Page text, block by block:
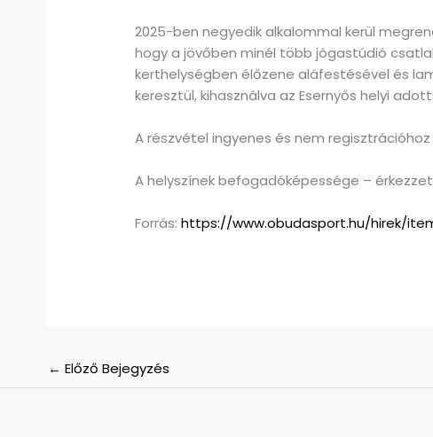
2025-ben negyedik alkalommal kerül
hogy a jövőben minél több jógastúdió
kerthelységben élőzene aláfestésével és
keresztül, kihasználva az Esernyős helyi
A részvétel ingyenes és nem
A helyszínek befogadóképessége –
Forrás:https://www.obudasport.hu/hirek/
← Előző Bejegyzés